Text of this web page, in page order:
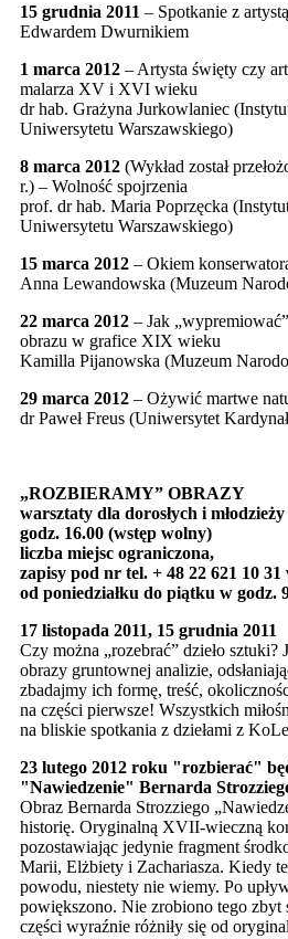
15 grudnia 2011 – Spotkanie z
Edwardem Dwurnikiem
1 marca 2012 – Artysta święty czy
malarza XV i XVI wieku
dr hab. Grażyna Jurkowlaniec
Uniwersytetu Warszawskiego)
8 marca 2012 (Wykład został
r.) – Wolność spojrzenia
prof. dr hab. Maria Poprzęcka
Uniwersytetu Warszawskiego)
15 marca 2012 – Okiem
Anna Lewandowska (Muzeum
22 marca 2012 – Jak
obrazu w grafice XIX wieku
Kamilla Pijanowska (Muzeum
29 marca 2012 – Ożywić martwe
dr Paweł Freus (Uniwersytet
„ROZBIERAMY” OBRAZY
warsztaty dla dorosłych i młodzieży
godz. 16.00 (wstęp wolny)
liczba miejsc ograniczona,
zapisy pod nr tel. + 48 22 621 10 31
od poniedziałku do piątku w godz.
17 listopada 2011, 15 grudnia 2011
Czy można „rozebrać” dzieło
obrazy gruntownej analizie,
zbadajmy ich formę, treść,
na części pierwsze! Wszystkich
na bliskie spotkania z dziełami z
23 lutego 2012 roku "rozbierać"
"Nawiedzenie" Bernarda
Obraz Bernarda Strozziego
historię. Oryginalną XVII-wieczną
pozostawiając jedynie fragment
Marii, Elżbiety i Zachariasza. Kiedy
powodu, niestety nie wiemy. Po
powiększono. Nie zrobiono tego zbyt
części wyraźnie różniły się od